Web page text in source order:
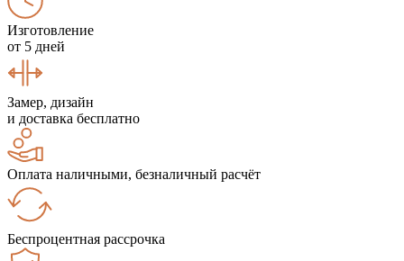
Изготовление
от 5 дней
Замер, дизайн
и доставка бесплатно
Оплата наличными, безналичный расчёт
Беспроцентная рассрочка